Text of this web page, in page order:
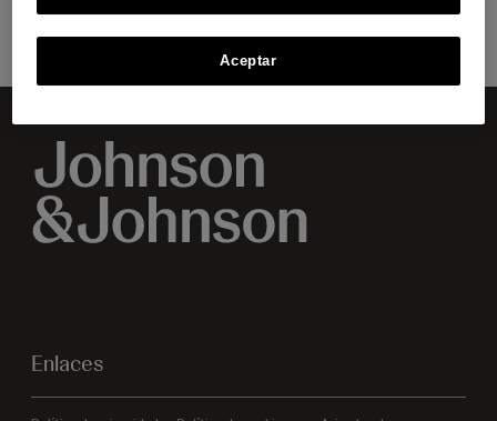
LEER AHORA
Enlaces
Aceptar